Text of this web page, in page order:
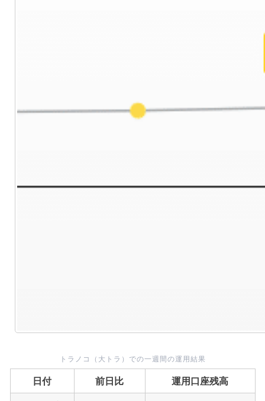
トラノコ（大トラ）での一週間の運用結果
日付 前日比 運用口座残高